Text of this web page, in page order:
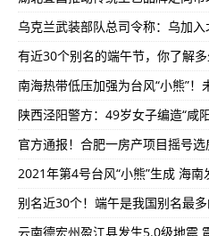
乌克兰武装部队总司令称：乌加
有近30个别名的端午节，你了解多
南海热带低压加强为台风“小熊”
官方通报！合肥一房产项目摇号
2021年第4号台风“小熊”生成 海
别名近30个！端午是我国别名最